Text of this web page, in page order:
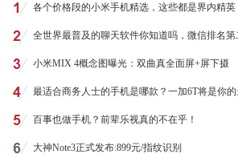
各个价格段的小米手机精选，这些都是界内精英
全世界最普及的聊天软件你知道吗，微信排名第
小米MIX 4概念图曝光：双曲真全面屏+屏下摄
最适合商务人士的手机是哪款？一加6T将是你
百事也做手机？前辈乐视真的不在乎！
大神Note3正式发布:899元/指纹识别